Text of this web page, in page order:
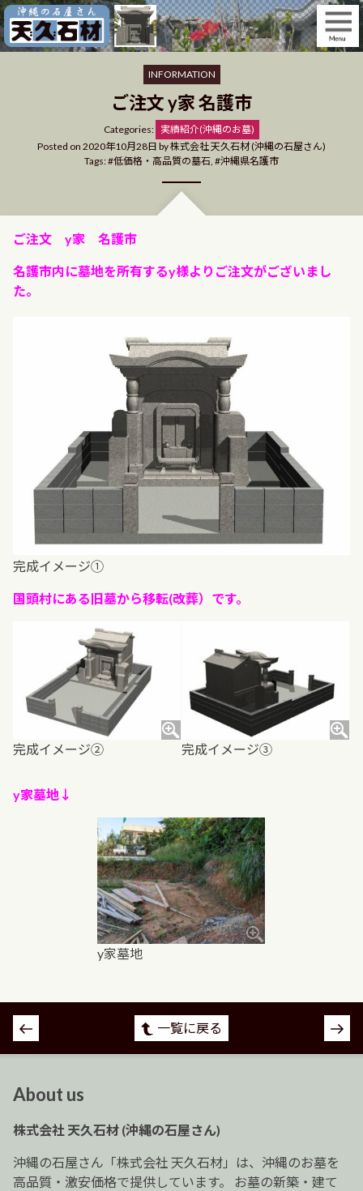
Skip
to
content
INFORMATION
ご注文 y家 名護市
Categories: Categories
実績紹介(沖縄のお墓)
Posted on 2020年10月28日 by株式会社 天久石材 (沖縄の石屋さん)
Tags: 低価格・高品質の墓石, 沖縄県名護市
ご注文 y家 名護市
名護市内に墓地を所有するy様よりご注文がございまし
た。
完成イメージ①
国頭村にある旧墓から移転(改葬）です。
完成イメージ② 完成イメージ③
y家墓地↓
y家墓地
投
稿
ゲ
ー
シ
ョ
ン
一覧に戻る
About us
株式会社 天久石材 (沖縄の石屋さん)
沖縄の石屋さん「株式会社 天久石材」は、沖縄のお墓を
高品質・激安価格で提供しています。 お墓の新築・建て